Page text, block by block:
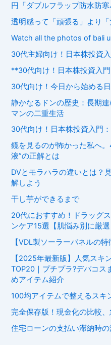
円「ダブルフラップ防水防
透明感って「頑張る」より
Watch all the photos of bali
30代主婦向け！日本株投資
**30代向け！日本株投資入
30代向け！今日から始める
静かなるドンの歴史：長期
マンの二重生活
30代向け！日本株投資入門
鏡を見るのが怖かった私へ
液”の正解とは
DVとモラハラの違いとは？
解しよう
干し芋ができるまで
20代におすすめ！ドラッグ
ンケア15選【肌悩み別に厳選
【VDL製ソーラーパネルの
【2025年最新版】人気スキ
TOP20｜プチプラ?デパコス
めアイテム紹介
100均アイテムで整えるスキ
完全保存版！現金化の比較
住宅ローンの支払い滞納時